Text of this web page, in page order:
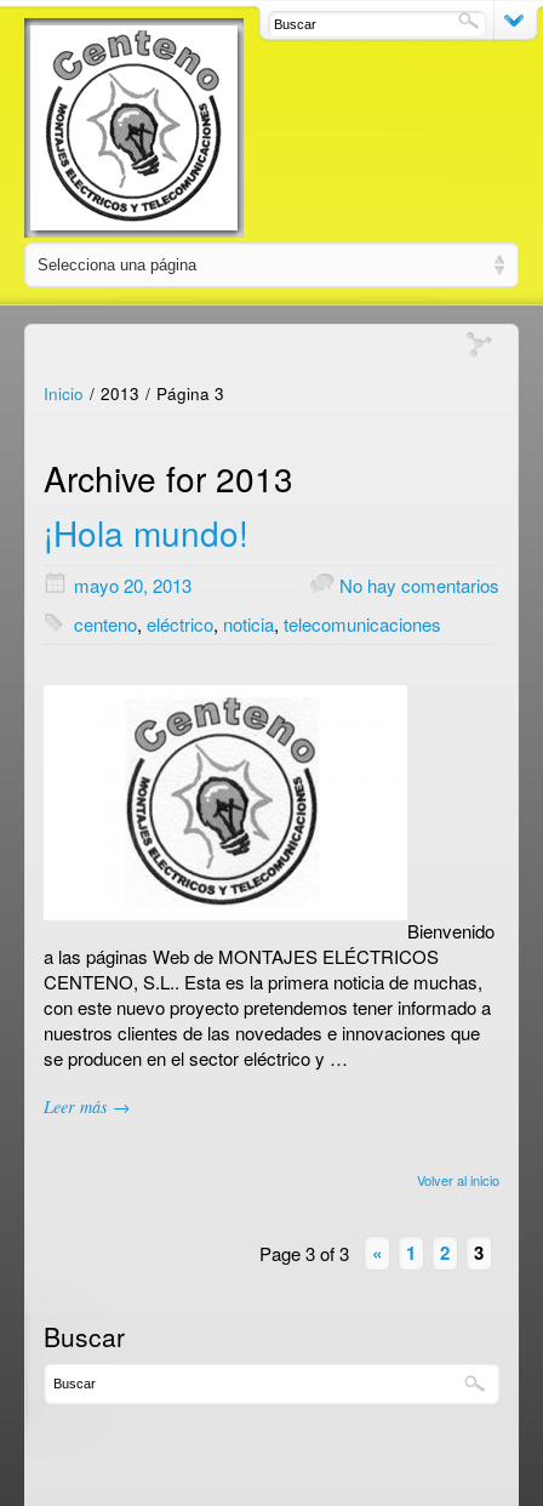
Inicio / 2013 / Página 3
Archive for 2013
¡Hola mundo!
mayo 20, 2013
No hay comentarios
centeno, eléctrico, noticia, telecomunicaciones
Bienvenido
a las páginas Web de MONTAJES ELÉCTRICOS
CENTENO, S.L.. Esta es la primera noticia de muchas,
con este nuevo proyecto pretendemos tener informado a
nuestros clientes de las novedades e innovaciones que
se producen en el sector eléctrico y …
Leer más →
Volver al inicio
Page 3 of 3 « 1 2 3
Buscar